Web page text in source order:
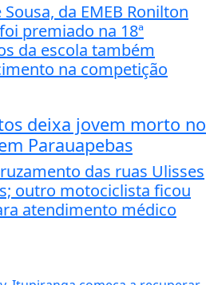
da EMEB Ronilton
premiado na 18ª
da escola também
na competição
deixa jovem morto no
Parauapebas
das ruas Ulisses
outro motociclista ficou
atendimento médico